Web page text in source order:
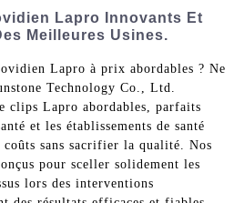
Lapro Innovants Et
Meilleures Usines.
Lapro à prix abordables ? Ne
Technology Co., Ltd.
clips Lapro abordables, parfaits
et les établissements de santé
sans sacrifier la qualité. Nos
pour sceller solidement les
lors des interventions